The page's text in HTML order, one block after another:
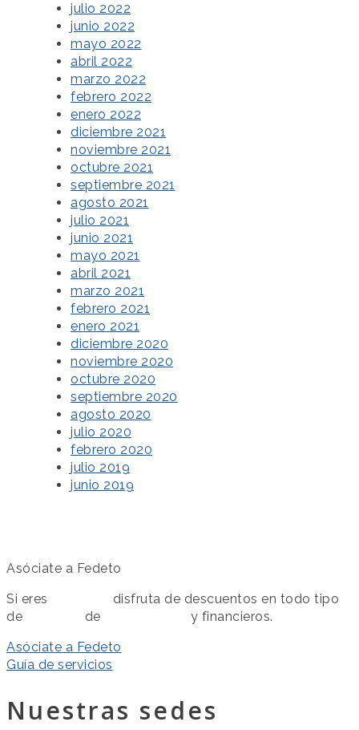
julio 2022
junio 2022
mayo 2022
abril 2022
marzo 2022
febrero 2022
enero 2022
diciembre 2021
noviembre 2021
octubre 2021
septiembre 2021
agosto 2021
julio 2021
junio 2021
mayo 2021
abril 2021
marzo 2021
febrero 2021
enero 2021
diciembre 2020
noviembre 2020
octubre 2020
septiembre 2020
agosto 2020
julio 2020
febrero 2020
julio 2019
junio 2019
Asóciate a Fedeto
Si eres
disfruta de descuentos en todo tipo
de
de
y financieros.
Asóciate a Fedeto
Guía de servicios
Nuestras sedes